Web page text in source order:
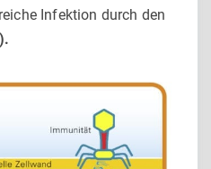
Infektion durch den